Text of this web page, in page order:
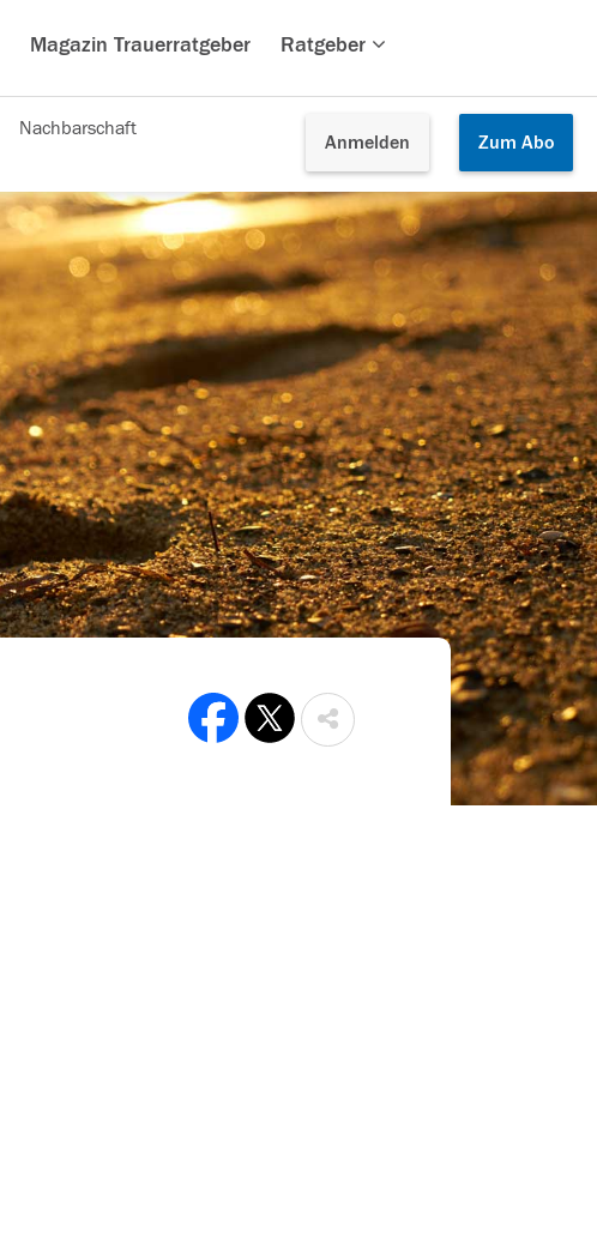
Magazin Trauerratgeber Ratgeber
Anmelden Zum Abo
Nachbarschaft